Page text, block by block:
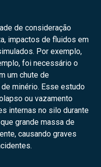
de consideração
impactos de fluidos em
Por exemplo,
foi necessário o
um chute de
minério. Esse estudo
ou vazamento
internas no silo durante
grande massa de
causando graves